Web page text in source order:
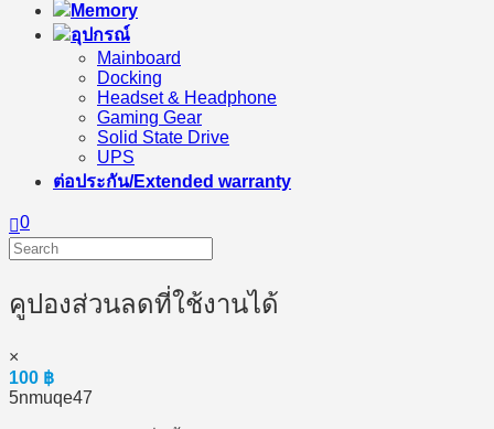
Memory
อุปกรณ์
Mainboard
Docking
Headset & Headphone
Gaming Gear
Solid State Drive
UPS
ต่อประกัน/Extended warranty
0
คูปองส่วนลดที่ใช้งานได้
×
100 ฿
5nmuqe47